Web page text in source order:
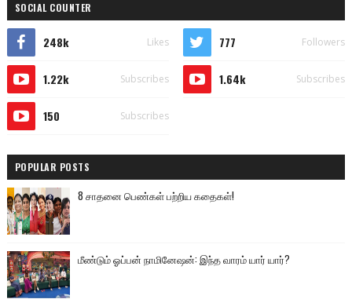
SOCIAL COUNTER
248k Likes 777 Followers
1.22k Subscribes 1.64k Subscribes
150 Subscribes
POPULAR POSTS
8 சாதனை பெண்கள் பற்றிய கதைகள்!
மீண்டும் ஓப்பன் நாமினேஷன்: இந்த வாரம் யார் யார்?